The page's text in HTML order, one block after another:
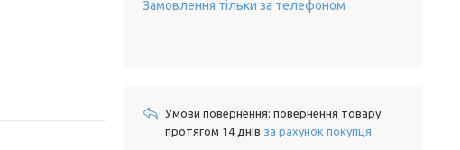
Замовлення тільки за телефоном
повернення товару
протягом 14 днів за рахунок покупця